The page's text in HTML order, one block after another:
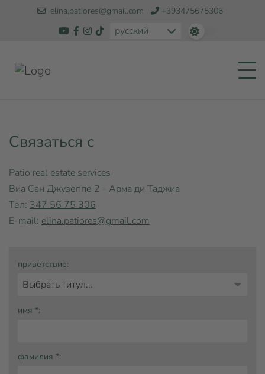
elina.patiores@gmail.com +393475675306
русский
Связаться с
Patio real estate services
Виа Сан Джузеппе 2 - Арма ди Таджиа
Тел: 347 56 75 306
E-mail: elina.patiores@gmail.com
приветствие:
имя *:
фамилия *: